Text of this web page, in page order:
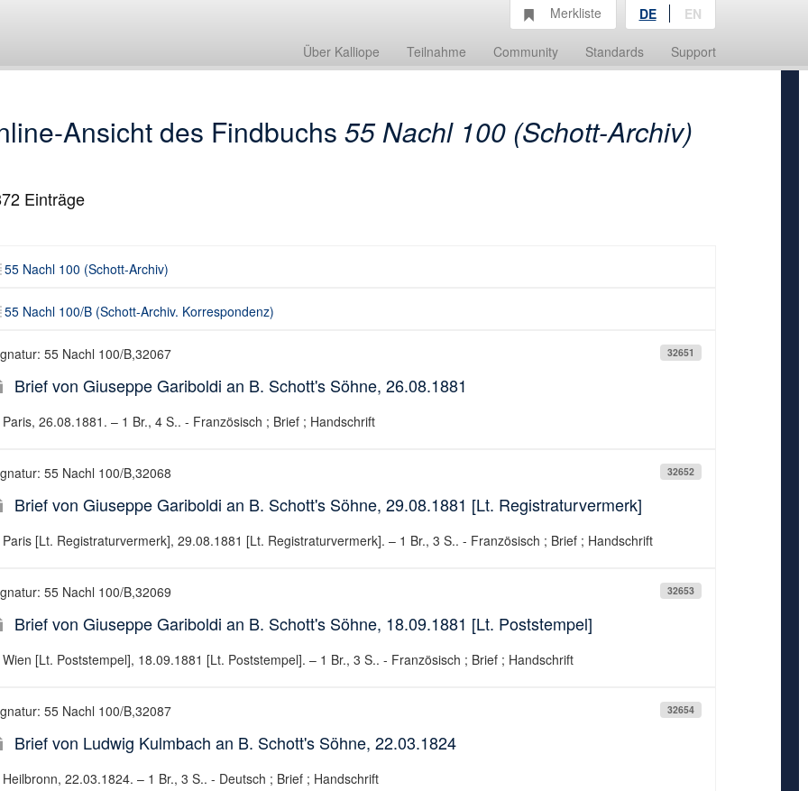
Über Kalliope Teilnahme Community Standards Support
Merkliste DE EN
Ansicht des Findbuchs 55 Nachl 100 (Schott-Archiv)
Einträge
55 Nachl 100 (Schott-Archiv)
55 Nachl 100/B (Schott-Archiv. Korrespondenz)
32651
55 Nachl 100/B,32067
Brief von Giuseppe Gariboldi an B. Schott's Söhne, 26.08.1881
Paris, 26.08.1881. – 1 Br., 4 S.. - Französisch ; Brief ; Handschrift
32652
55 Nachl 100/B,32068
Brief von Giuseppe Gariboldi an B. Schott's Söhne, 29.08.1881 [Lt. Registraturvermerk]
Paris [Lt. Registraturvermerk], 29.08.1881 [Lt. Registraturvermerk]. – 1 Br., 3 S.. - Französisch ; Brief ; Handschrift
32653
55 Nachl 100/B,32069
Brief von Giuseppe Gariboldi an B. Schott's Söhne, 18.09.1881 [Lt. Poststempel]
Wien [Lt. Poststempel], 18.09.1881 [Lt. Poststempel]. – 1 Br., 3 S.. - Französisch ; Brief ; Handschrift
32654
55 Nachl 100/B,32087
Brief von Ludwig Kulmbach an B. Schott's Söhne, 22.03.1824
Heilbronn, 22.03.1824. – 1 Br., 3 S.. - Deutsch ; Brief ; Handschrift